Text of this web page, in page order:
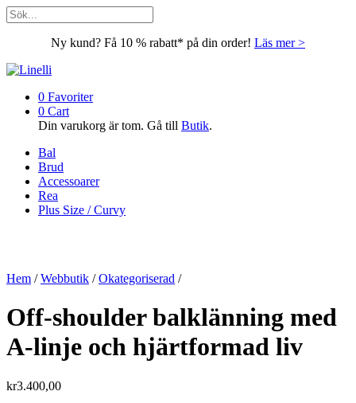
Ny kund? Få 10 % rabatt* på din order! Läs mer >
0 Favoriter
0 Cart
Din varukorg är tom. Gå till Butik.
Bal
Brud
Accessoarer
Rea
Plus Size / Curvy
Hem /Webbutik /Okategoriserad /
Off-shoulder balklänning med
A-linje och hjärtformad liv
kr3.400,00